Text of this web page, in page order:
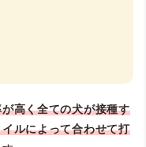
高く全ての犬が接種す
ルによって合わせて打